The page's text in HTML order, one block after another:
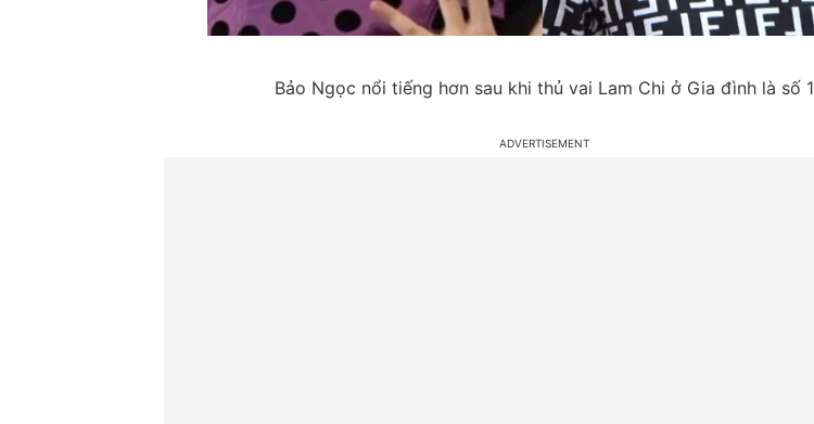
Bảo Ngọc nổi tiếng hơn sau khi thủ vai Lam Chi ở Gia đình là số 1